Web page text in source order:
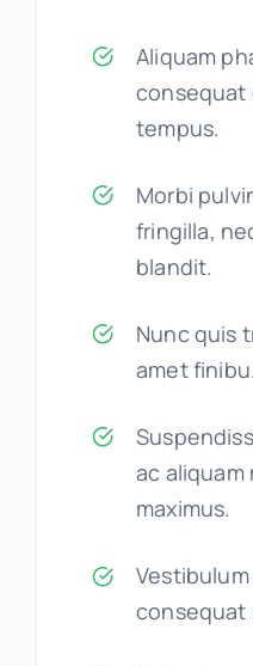
Aliquam
consequat
tempus.
Morbi
fringilla,
blandit.
Nunc quis
amet finibu.
ac aliquam
maximus.
consequat